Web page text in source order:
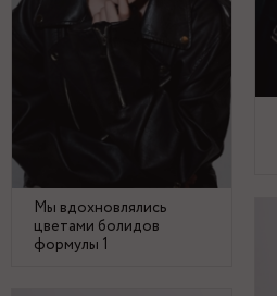
Мы вдохновлялись
цветами болидов
формулы 1